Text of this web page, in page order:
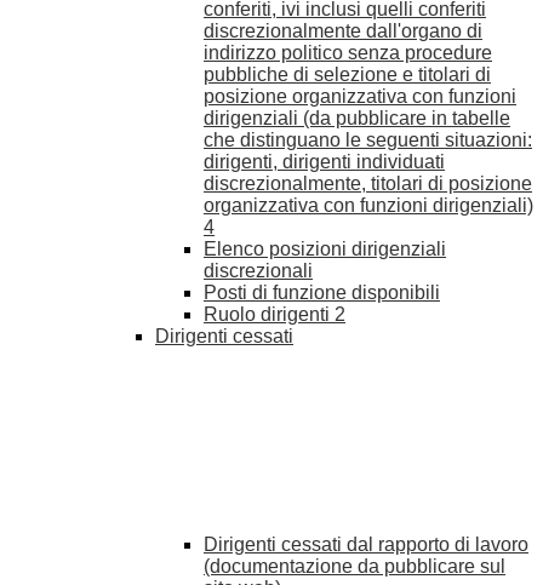
conferiti, ivi inclusi quelli conferiti
discrezionalmente dall'organo di
indirizzo politico senza procedure
pubbliche di selezione e titolari di
posizione organizzativa con funzioni
dirigenziali (da pubblicare in tabelle
che distinguano le seguenti situazioni:
dirigenti, dirigenti individuati
discrezionalmente, titolari di posizione
organizzativa con funzioni dirigenziali)
4
Elenco posizioni dirigenziali
discrezionali
Posti di funzione disponibili
Ruolo dirigenti 2
Dirigenti cessati
Dirigenti cessati dal rapporto di lavoro
(documentazione da pubblicare sul